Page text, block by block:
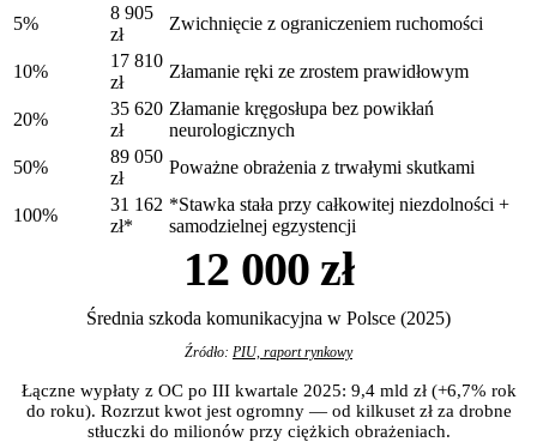
5%
8 905
zł
Zwichnięcie z ograniczeniem ruchomości
10%
17 810
zł
Złamanie ręki ze zrostem prawidłowym
20%
35 620
zł
Złamanie kręgosłupa bez powikłań
neurologicznych
50%
89 050
zł
Poważne obrażenia z trwałymi skutkami
100%
31 162
zł*
*Stawka stała przy całkowitej niezdolności +
samodzielnej egzystencji
12 000 zł
Średnia szkoda komunikacyjna w Polsce (2025)
Źródło: PIU, raport rynkowy
Łączne wypłaty z OC po III kwartale 2025: 9,4 mld zł (+6,7% rok
do roku). Rozrzut kwot jest ogromny — od kilkuset zł za drobne
stłuczki do milionów przy ciężkich obrażeniach.